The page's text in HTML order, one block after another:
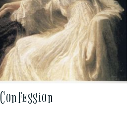
Confession